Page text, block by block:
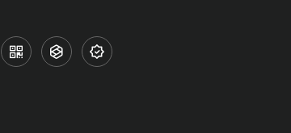
  